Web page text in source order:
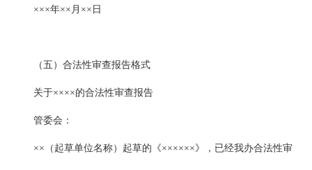
×××年××月××日
（五）合法性审查报告格式
关于××××的合法性审查报告
管委会：
××（起草单位名称）起草的《××××××》，已经我办合法性审